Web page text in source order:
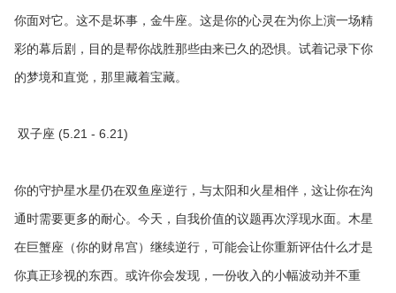
你面对它。这不是坏事，金牛座。这是你的心灵在为你上演一场精
彩的幕后剧，目的是帮你战胜那些由来已久的恐惧。试着记录下你
的梦境和直觉，那里藏着宝藏。
双子座 (5.21 - 6.21)
你的守护星水星仍在双鱼座逆行，与太阳和火星相伴，这让你在沟
通时需要更多的耐心。今天，自我价值的议题再次浮现水面。木星
在巨蟹座（你的财帛宫）继续逆行，可能会让你重新评估什么才是
你真正珍视的东西。或许你会发现，一份收入的小幅波动并不重